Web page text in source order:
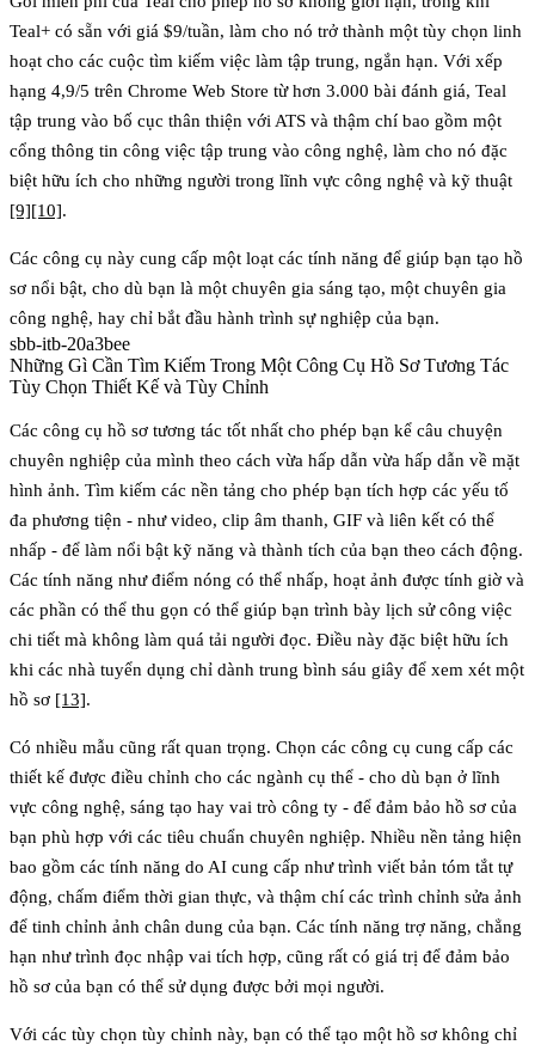
Teal+ có sẵn với giá $9/tuần, làm cho nó trở thành một tùy chọn linh
hoạt cho các cuộc tìm kiếm việc làm tập trung, ngắn hạn. Với xếp
hạng 4,9/5 trên Chrome Web Store từ hơn 3.000 bài đánh giá, Teal
tập trung vào bố cục thân thiện với ATS và thậm chí bao gồm một
cổng thông tin công việc tập trung vào công nghệ, làm cho nó đặc
biệt hữu ích cho những người trong lĩnh vực công nghệ và kỹ thuật
[9][10].
Các công cụ này cung cấp một loạt các tính năng để giúp bạn tạo hồ
sơ nổi bật, cho dù bạn là một chuyên gia sáng tạo, một chuyên gia
công nghệ, hay chỉ bắt đầu hành trình sự nghiệp của bạn.
sbb-itb-20a3bee
Những Gì Cần Tìm Kiếm Trong Một Công Cụ Hồ Sơ Tương Tác
Tùy Chọn Thiết Kế và Tùy Chỉnh
Các công cụ hồ sơ tương tác tốt nhất cho phép bạn kể câu chuyện
chuyên nghiệp của mình theo cách vừa hấp dẫn vừa hấp dẫn về mặt
hình ảnh. Tìm kiếm các nền tảng cho phép bạn tích hợp các yếu tố
đa phương tiện - như video, clip âm thanh, GIF và liên kết có thể
nhấp - để làm nổi bật kỹ năng và thành tích của bạn theo cách động.
Các tính năng như điểm nóng có thể nhấp, hoạt ảnh được tính giờ và
các phần có thể thu gọn có thể giúp bạn trình bày lịch sử công việc
chi tiết mà không làm quá tải người đọc. Điều này đặc biệt hữu ích
khi các nhà tuyển dụng chỉ dành trung bình sáu giây để xem xét một
hồ sơ [13].
Có nhiều mẫu cũng rất quan trọng. Chọn các công cụ cung cấp các
thiết kế được điều chỉnh cho các ngành cụ thể - cho dù bạn ở lĩnh
vực công nghệ, sáng tạo hay vai trò công ty - để đảm bảo hồ sơ của
bạn phù hợp với các tiêu chuẩn chuyên nghiệp. Nhiều nền tảng hiện
bao gồm các tính năng do AI cung cấp như trình viết bản tóm tắt tự
động, chấm điểm thời gian thực, và thậm chí các trình chỉnh sửa ảnh
để tinh chỉnh ảnh chân dung của bạn. Các tính năng trợ năng, chẳng
hạn như trình đọc nhập vai tích hợp, cũng rất có giá trị để đảm bảo
hồ sơ của bạn có thể sử dụng được bởi mọi người.
Với các tùy chọn tùy chỉnh này, bạn có thể tạo một hồ sơ không chỉ